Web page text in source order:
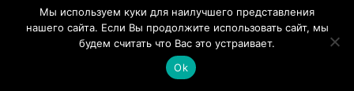
Гусева Маргарита Михайловна
Эндокринолог, терапевт. Стаж 30 лет. Врач высшей
Мы используем куки для наилучшего представления
нашего сайта. Если Вы продолжите использовать сайт, мы
будем считать что Вас это устраивает.
Ok